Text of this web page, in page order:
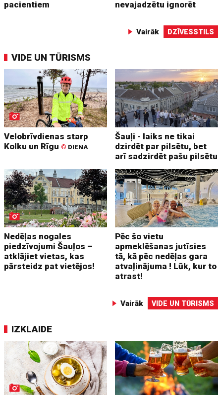
pacientiem
nevajadzētu ignorēt
Vairāk DZĪVESSTILS
VIDE UN TŪRISMS
Velobrīvdienas starp
Kolku un Rīgu © DIENA
Šauļi - laiks ne tikai
dzirdēt par pilsētu, bet
arī sadzirdēt pašu pilsētu
Nedēļas nogales
piedzīvojumi Šauļos –
atklājiet vietas, kas
pārsteidz pat vietējos!
Pēc šo vietu
apmeklēšanas jutīsies
tā, kā pēc nedēļas gara
atvaļinājuma ! Lūk, kur to
atrast!
Vairāk VIDE UN TŪRISMS
IZKLAIDE